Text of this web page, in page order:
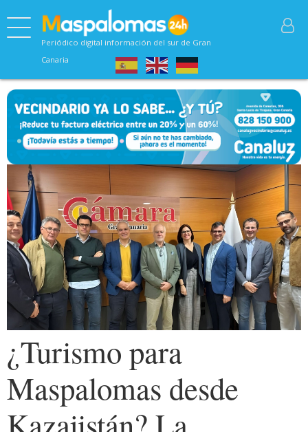
Periódico digital información del sur de Gran
Canaria
¿Turismo para
Maspalomas desde